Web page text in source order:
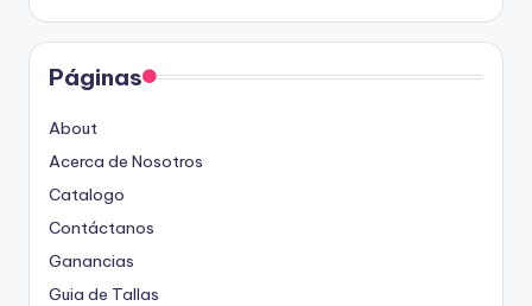
Páginas
About
Acerca de Nosotros
Catalogo
Contáctanos
Ganancias
Guia de Tallas